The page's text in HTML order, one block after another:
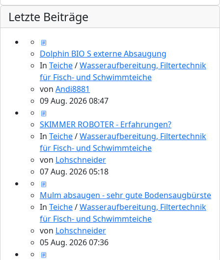
Letzte Beiträge
Dolphin BIO S externe Absaugung
In Teiche/Wasseraufbereitung, Filtertechnik
für Fisch- und Schwimmteiche
von Andi8881
09 Aug. 2026 08:47
SKIMMER ROBOTER - Erfahrungen?
In Teiche/Wasseraufbereitung, Filtertechnik
für Fisch- und Schwimmteiche
von Lohschneider
07 Aug. 2026 05:18
Mulm absaugen - sehr gute Bodensaugbürste
In Teiche/Wasseraufbereitung, Filtertechnik
für Fisch- und Schwimmteiche
von Lohschneider
05 Aug. 2026 07:36